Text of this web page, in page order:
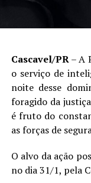
Cascavel/PR– A
o serviço de
noite desse
foragido da
é fruto do
as forças de
O alvo da ação
no dia 31/1, pela